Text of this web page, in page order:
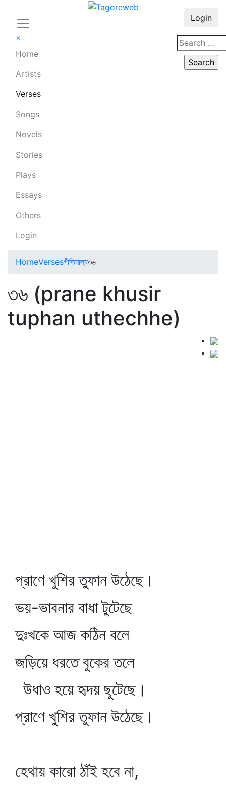
×
Home
Artists
Verses
Songs
Novels
Stories
Plays
Essays
Others
Login
Login
HomeVersesগীতিমাল্য৩৬
৩৬ (prane khusir
tuphan uthechhe)
প্রাণে খুশির তুফান উঠেছে।
ভয়-ভাবনার বাধা টুটেছে
দুঃখকে আজ কঠিন বলে
জড়িয়ে ধরতে বুকের তলে
উধাও হয়ে হৃদয় ছুটেছে।
প্রাণে খুশির তুফান উঠেছে।
হেথায় কারো ঠাঁই হবে না,